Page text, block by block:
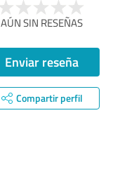
AÚN SIN RESEÑAS
Enviar reseña
Compartir perfil